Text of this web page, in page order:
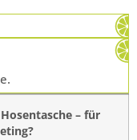
– für